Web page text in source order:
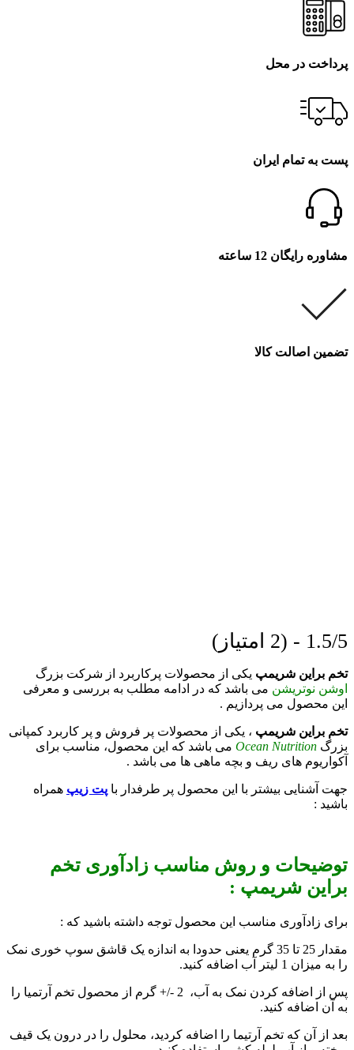
پرداخت در محل
پست به تمام ایران
مشاوره رایگان 12 ساعته
تضمین اصالت کالا
1.5/5 - (2 امتیاز)
تخم براین شریمپ یکی از محصولات پرکاربرد از شرکت بزرگ
اوشن نوتریشن می باشد که در ادامه مطلب به بررسی و معرفی
این محصول می پردازیم .
تخم براین شریمپ ، یکی از محصولات پر فروش و پر کاربرد کمپانی
بزرگ Ocean Nutrition می باشد که این محصول، مناسب برای
آکواریوم های ریف و بچه ماهی ها می باشد .
جهت آشنایی بیشتر با این محصول پر طرفدار با پت زیپ همراه
باشید :
توضیحات و روش مناسب زادآوری تخم
براین شریمپ :
برای زادآوری مناسب این محصول توجه داشته باشید که :
مقدار 25 تا 35 گرم یعنی حدودا به اندازه یک قاشق سوپ خوری نمک
را به میزان 1 لیتر آب اضافه کنید.
پس از اضافه کردن نمک به آب، 2 -/+ گرم از محصول تخم آرتمیا را
به آن اضافه کنید.
بعد از آن که تخم آرتیما را اضافه کردید، محلول را در درون یک قیف